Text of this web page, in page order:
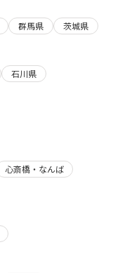
群馬県
茨城県
石川県
心斎橋・なんば